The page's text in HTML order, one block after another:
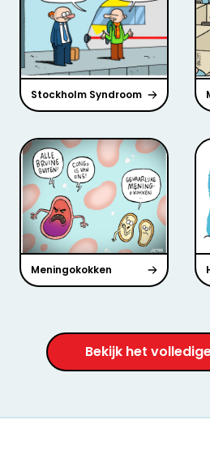
Stockholm Syndroom
Meningokokken
Bekijk het